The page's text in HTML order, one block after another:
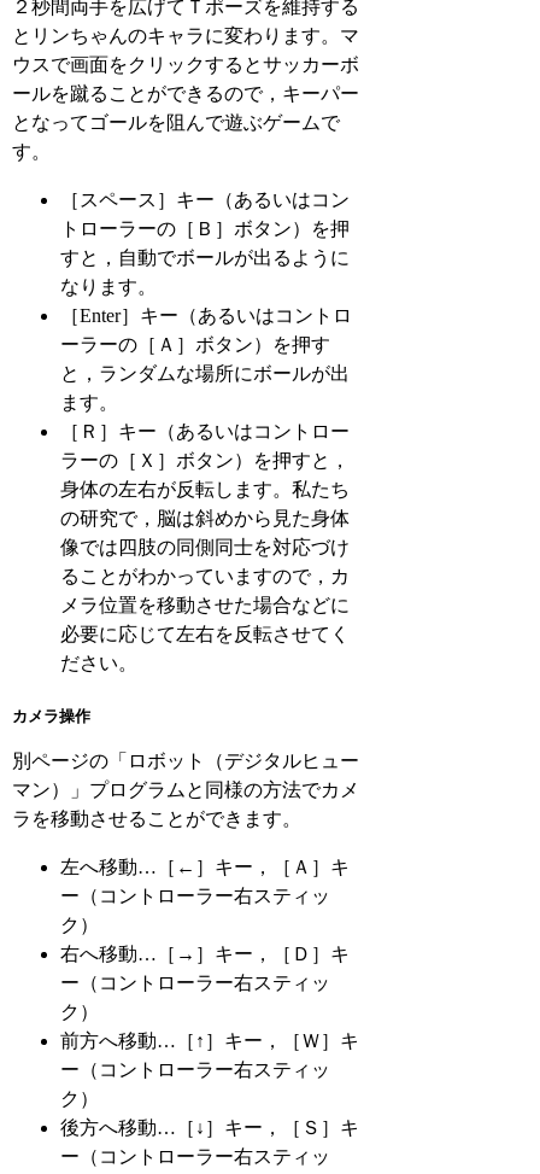
２秒間両手を広げてＴポーズを維持する
とリンちゃんのキャラに変わります。マ
ウスで画面をクリックするとサッカーボ
ールを蹴ることができるので，キーパー
となってゴールを阻んで遊ぶゲームで
す。
［スペース］キー（あるいはコン
トローラーの［Ｂ］ボタン）を押
すと，自動でボールが出るように
なります。
［Enter］キー（あるいはコントロ
ーラーの［Ａ］ボタン）を押す
と，ランダムな場所にボールが出
ます。
［Ｒ］キー（あるいはコントロー
ラーの［Ｘ］ボタン）を押すと，
身体の左右が反転します。私たち
の研究で，脳は斜めから見た身体
像では四肢の同側同士を対応づけ
ることがわかっていますので，カ
メラ位置を移動させた場合などに
必要に応じて左右を反転させてく
ださい。
カメラ操作
別ページの「ロボット（デジタルヒュー
マン）」プログラムと同様の方法でカメ
ラを移動させることができます。
左へ移動…［←］キー，［Ａ］キ
ー（コントローラー右スティッ
ク）
右へ移動…［→］キー，［Ｄ］キ
ー（コントローラー右スティッ
ク）
前方へ移動…［↑］キー，［Ｗ］キ
ー（コントローラー右スティッ
ク）
後方へ移動…［↓］キー，［Ｓ］キ
ー（コントローラー右スティッ